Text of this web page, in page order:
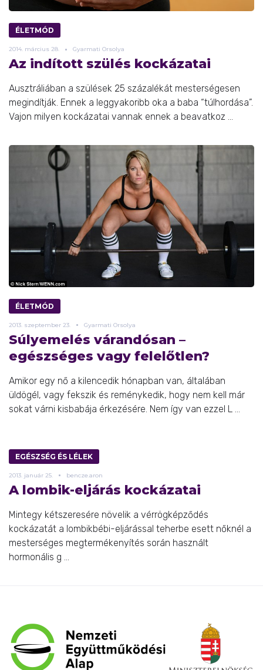
ÉLETMÓD
2014. március 28. Gyarmati Orsolya
Az indított szülés kockázatai
Ausztráliában a szülések 25 százalékát mesterségesen
megindítják. Ennek a leggyakoribb oka a baba “túlhordása”.
Vajon milyen kockázatai vannak ennek a beavatkoz ...
ÉLETMÓD
2013. szeptember 23. Gyarmati Orsolya
Súlyemelés várandósan –
egészséges vagy felelőtlen?
Amikor egy nő a kilencedik hónapban van, általában
üldögél, vagy fekszik és reménykedik, hogy nem kell már
sokat várni kisbabája érkezésére. Nem így van ezzel L ...
EGÉSZSÉG ÉS LÉLEK
2013. január 25. bencze.aron
A lombik-eljárás kockázatai
Mintegy kétszeresére növelik a vérrögképződés
kockázatát a lombikbébi-eljárással teherbe esett nőknél a
mesterséges megtermékenyítés során használt
hormonális g ...